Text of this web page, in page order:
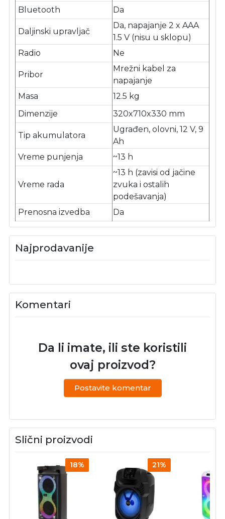
Bluetooth
Da
Daljinski upravljač
Da, napajanje 2 x AAA
1.5 V (nisu u sklopu)
Radio
Ne
Pribor
Mrežni kabel za
napajanje
Masa
12.5 kg
Dimenzije
320x710x330 mm
Tip akumulatora
Ugrađen, olovni, 12 V, 9
Ah
Vreme punjenja
~13 h
Vreme rada
~13 h (zavisi od jačine
zvuka i ostalih
podešavanja)
Prenosna izvedba
Da
Najprodavanije
Komentari
Da li imate, ili ste koristili
ovaj proizvod?
Postavite komentar
Slični proizvodi
18% 21%